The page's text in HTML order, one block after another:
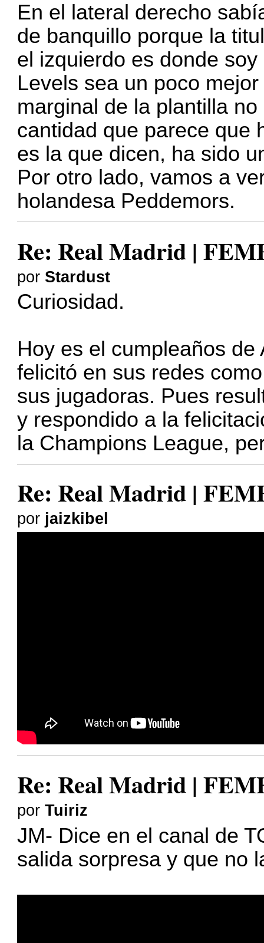
En el lateral derecho
de banquillo porque la
el izquierdo es donde
Levels sea un poco
marginal de la plantilla
cantidad que parece que
es la que dicen, ha sido
Por otro lado, vamos a
holandesa Peddemors.
Re: Real Madrid |
por Stardust
Curiosidad.
Hoy es el cumpleaños
felicitó en sus redes
sus jugadoras. Pues
y respondido a la
la Champions League,
Re: Real Madrid |
por jaizkibel
Re: Real Madrid |
porTuiriz
JM- Dice en el canal de
salida sorpresa y que no